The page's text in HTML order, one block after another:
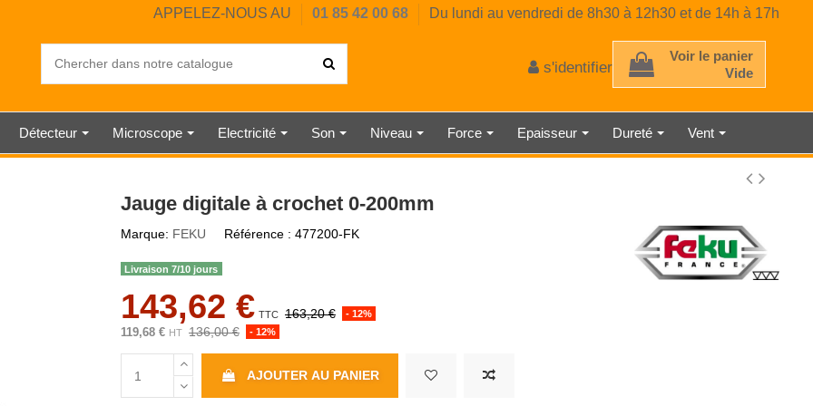
APPELEZ-NOUS AU 01 85 42 00 68 Du lundi au vendredi de 8h30 à 12h30 et de 14h à 17h
Voir le panier
Vide
s'identifier
THERMOMÈTRE INDUSTRIEL
Détecteur
DÉTECTEUR DE LUMINOSITÉ
Microscope Electricité Son
SONOMÈTRE ENREGISTREUR
Niveau Force Epaisseur Dureté Vent
Jauge digitale à crochet 0-200mm
Marque: FEKU Référence : 477200-FK
Livraison 7/10 jours
143,62 € TTC 163,20 € - 12%
119,68 € HT 136,00 € - 12%
AJOUTER AU PANIER